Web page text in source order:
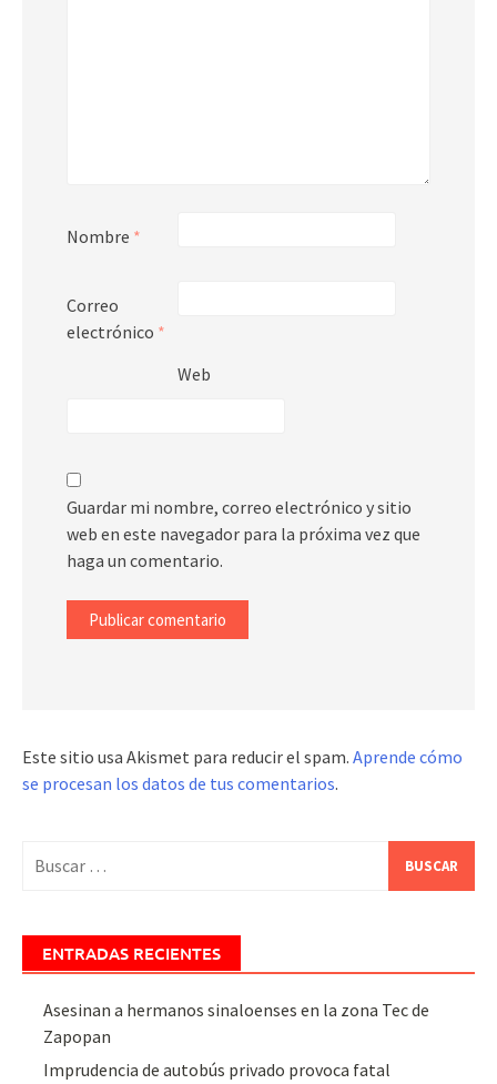
Nombre *
Correo
electrónico *
Web
Guardar mi nombre, correo electrónico y sitio
web en este navegador para la próxima vez que
haga un comentario.
Este sitio usa Akismet para reducir el spam. Aprende cómo
se procesan los datos de tus comentarios.
ENTRADAS RECIENTES
Asesinan a hermanos sinaloenses en la zona Tec de
Zapopan
Imprudencia de autobús privado provoca fatal